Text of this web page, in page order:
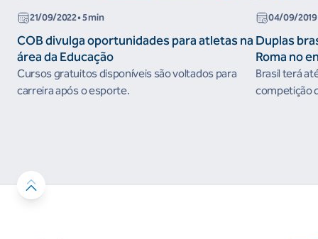
21/09/2022• 5 min
COB divulga oportunidades para atletas na
área da Educação
Cursos gratuitos disponíveis são voltados para
carreira após o esporte.
04/09/2019
Duplas
Roma no
do
Brasil terá
competição